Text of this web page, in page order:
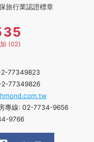
旅行業認證標章
(02)
2-77349823
2-77349826
專線: 02-7734-9656
9766